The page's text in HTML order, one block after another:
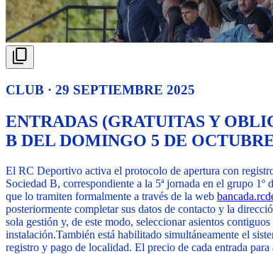
CLUB · 29 SEPTIEMBRE 2025
ENTRADAS (GRATUITAS Y
B DEL DOMINGO 5 DE
El RC Deportivo activa el protocolo de apertura con
Sociedad B, correspondiente a la 5ª jornada en el grupo 1º
que lo tramiten formalmente a través de la web
posteriormente completar sus datos de contacto y la
sola gestión y, de este modo, seleccionar asientos contiguos
instalación.También está habilitado simultáneamente el
registro y pago de localidad. El precio de cada entrada